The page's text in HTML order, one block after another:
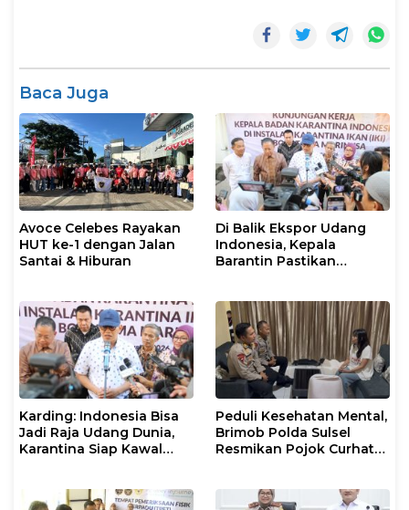
Baca Juga
Avoce Celebes Rayakan
HUT ke-1 dengan Jalan
Santai & Hiburan
Di Balik Ekspor Udang
Indonesia, Kepala
Barantin Pastikan
Karding: Indonesia Bisa
Jadi Raja Udang Dunia,
Karantina Siap Kawal
Peduli Kesehatan Mental,
Brimob Polda Sulsel
Resmikan Pojok Curhat